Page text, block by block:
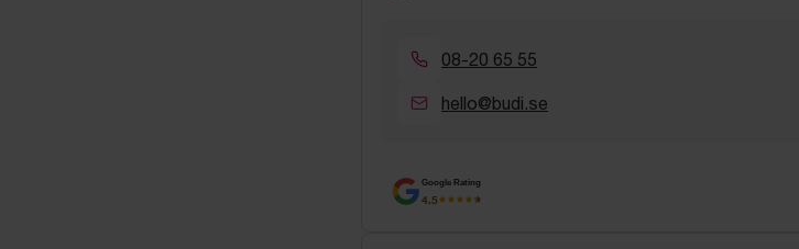
08-20 65 55
hello@budi.se
Google Rating
4.5